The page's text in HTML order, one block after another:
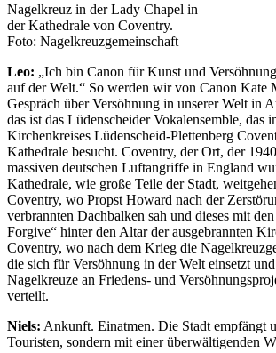
Nagelkreuz in der Lady Chapel in
der Kathedrale von Coventry.
Foto: Nagelkreuzgemeinschaft
Leo: „Ich bin Canon für Kunst und
auf der Welt.“ So werden wir von Canon Kate
Gespräch über Versöhnung in unserer Welt in
das ist das Lüdenscheider Vokalensemble, das
Kirchenkreises Lüdenscheid-Plettenberg
Kathedrale besucht. Coventry, der Ort, der
massiven deutschen Luftangriffe in England
Kathedrale, wie große Teile der Stadt,
Coventry, wo Propst Howard nach der
verbrannten Dachbalken sah und dieses mit
Forgive“ hinter den Altar der ausgebrannten
Coventry, wo nach dem Krieg die
die sich für Versöhnung in der Welt einsetzt
Nagelkreuze an Friedens- und
verteilt.
Niels: Ankunft. Einatmen. Die Stadt empfängt
Touristen, sondern mit einer überwältigenden